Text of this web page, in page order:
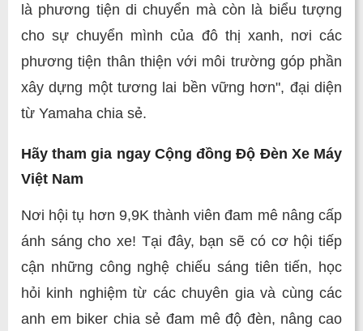
là phương tiện di chuyển mà còn là biểu tượng
cho sự chuyển mình của đô thị xanh, nơi các
phương tiện thân thiện với môi trường góp phần
xây dựng một tương lai bền vững hơn", đại diện
từ Yamaha chia sẻ.
Hãy tham gia ngay Cộng đồng Độ Đèn Xe Máy
Việt Nam
Nơi hội tụ hơn 9,9K thành viên đam mê nâng cấp
ánh sáng cho xe! Tại đây, bạn sẽ có cơ hội tiếp
cận những công nghệ chiếu sáng tiên tiến, học
hỏi kinh nghiệm từ các chuyên gia và cùng các
anh em biker chia sẻ đam mê độ đèn, nâng cao